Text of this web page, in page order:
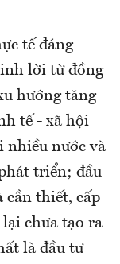
tế đáng
lời từ đồng
hướng tăng
tế - xã hội
nhiều nước và
triển; đầu
cần thiết, cấp
chưa tạo ra
là đầu tư